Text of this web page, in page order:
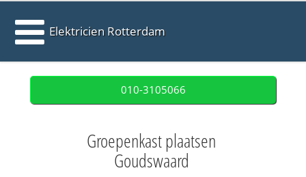
Elektricien Rotterdam
010-3105066
Groepenkast plaatsen
Goudswaard